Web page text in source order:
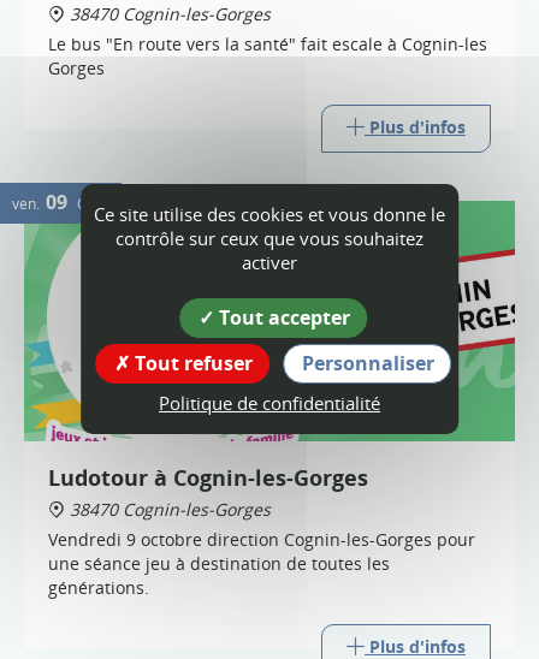
38470 Cognin-les-Gorges
Le bus "En route vers la santé" fait escale à Cognin-les
Gorges
Plus d'infos
ven. 09 OCT.
Ludotour à Cognin-les-Gorges
38470 Cognin-les-Gorges
Vendredi 9 octobre direction Cognin-les-Gorges pour
une séance jeu à destination de toutes les
générations.
Plus d'infos
Ce site utilise des cookies et vous donne le
contrôle sur ceux que vous souhaitez
activer
Tout accepter
Tout refuser
Personnaliser
Politique de confidentialité